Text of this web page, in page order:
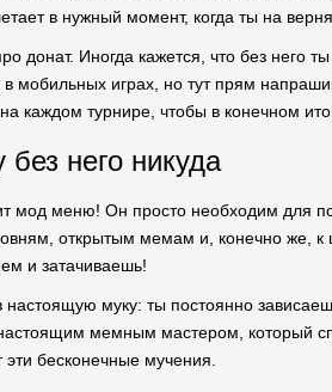
в нужный момент, когда ты на
донат. Иногда кажется, что без него
в мобильных играх, но тут прям
каждом турнире, чтобы в конечном
него никуда
мод меню! Он просто необходим для
открытым мемам и, конечно же,
и затачиваешь!
муку: ты постоянно
мемным мастером, который
бесконечные мучения.